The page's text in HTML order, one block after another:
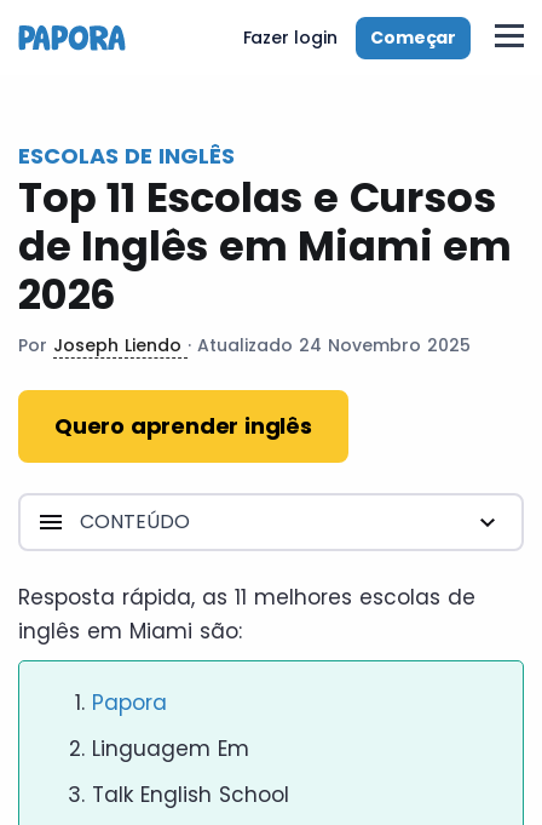
Fazer login Começar
ESCOLAS DE INGLÊS
Top 11 Escolas e Cursos
de Inglês em Miami em
2026
Por Joseph Liendo · Atualizado 24 Novembro 2025
Quero aprender inglês
CONTEÚDO
Resposta rápida, as 11 melhores escolas de
inglês em Miami são:
Papora
Linguagem Em
Talk English School